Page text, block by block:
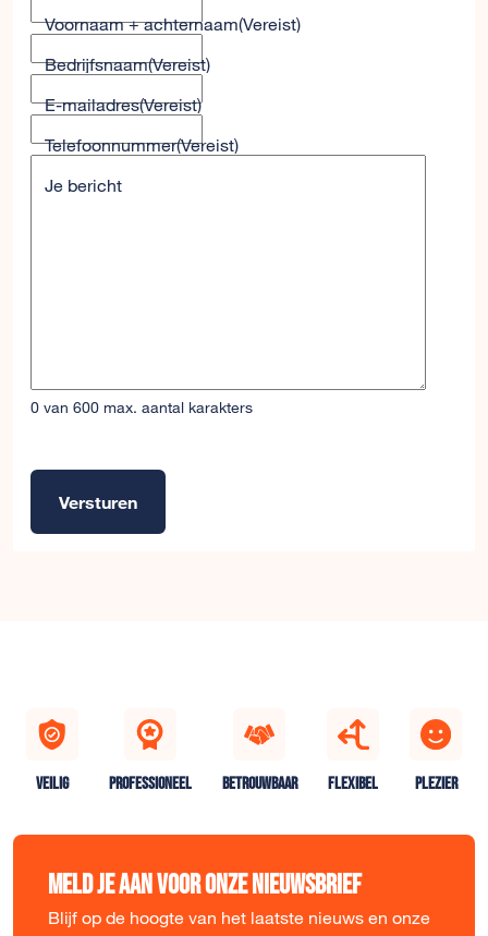
Voornaam + achternaam(Vereist)
Bedrijfsnaam(Vereist)
E-mailadres(Vereist)
Telefoonnummer(Vereist)
Je bericht
0 van 600 max. aantal karakters
Versturen
VEILIG PROFESSIONEEL BETROUWBAAR FLEXIBEL PLEZIER
Meld je aan voor onze nieuwsbrief
Blijf op de hoogte van het laatste nieuws en onze